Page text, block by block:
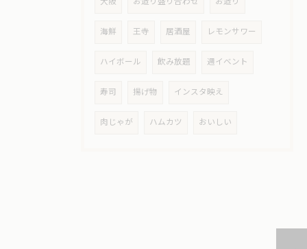
海鮮 王寺 居酒屋 レモンサワー
ハイボール 飲み放題 週イベント
寿司 揚げ物 インスタ映え
肉じゃが ハムカツ おいしい